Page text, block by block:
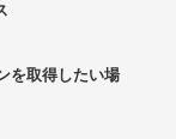
を取得したい場